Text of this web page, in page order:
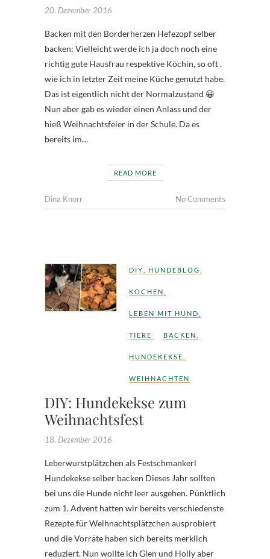
20. Dezember 2016
Backen mit den Borderherzen Hefezopf selber
backen: Vielleicht werde ich ja doch noch eine
richtig gute Hausfrau respektive Köchin, so oft ,
wie ich in letzter Zeit meine Küche genutzt habe.
Das ist eigentlich nicht der Normalzustand 😀
Nun aber gab es wieder einen Anlass und der
hieß Weihnachtsfeier in der Schule. Da es
bereits im…
READ MORE
Dina Knorr No Comments
DIY HUNDEBLOG
KOCHEN
LEBEN MIT HUND
TIERE BACKEN
HUNDEKEKSE
WEIHNACHTEN
DIY: Hundekekse zum
Weihnachtsfest
18. Dezember 2016
Leberwurstplätzchen als Festschmankerl
Hundekekse selber backen Dieses Jahr sollten
bei uns die Hunde nicht leer ausgehen. Pünktlich
zum 1. Advent hatten wir bereits verschiedenste
Rezepte für Weihnachtsplätzchen ausprobiert
und die Vorräte haben sich bereits merklich
reduziert. Nun wollte ich Glen und Holly aber